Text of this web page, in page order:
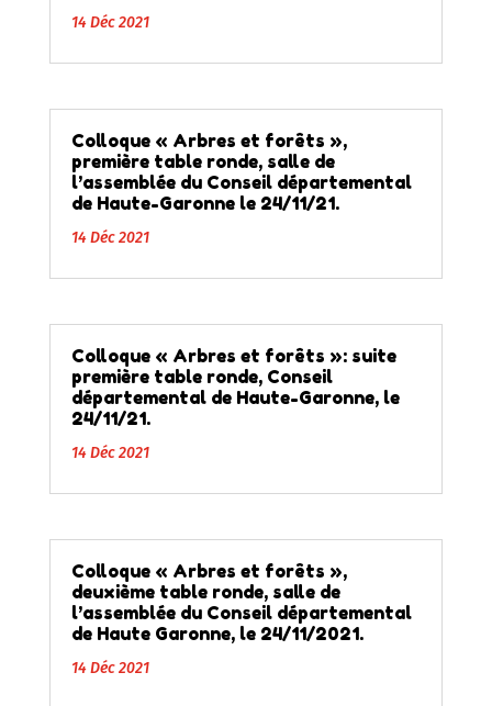
14 Déc 2021
Colloque « Arbres et forêts »,
première table ronde, salle de
l’assemblée du Conseil départemental
de Haute-Garonne le 24/11/21.
14 Déc 2021
Colloque « Arbres et forêts »: suite
première table ronde, Conseil
départemental de Haute-Garonne, le
24/11/21.
14 Déc 2021
Colloque « Arbres et forêts »,
deuxième table ronde, salle de
l’assemblée du Conseil départemental
de Haute Garonne, le 24/11/2021.
14 Déc 2021